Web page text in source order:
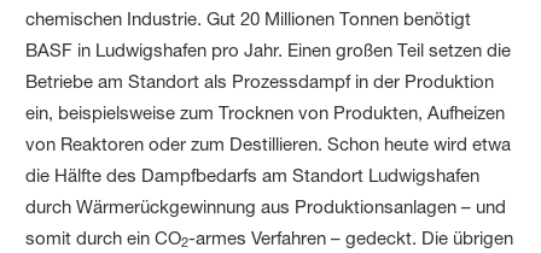
chemischen Industrie. Gut 20 Millionen Tonnen benötigt
BASF in Ludwigshafen pro Jahr. Einen großen Teil setzen die
Betriebe am Standort als Prozessdampf in der Produktion
ein, beispielsweise zum Trocknen von Produkten, Aufheizen
von Reaktoren oder zum Destillieren. Schon heute wird etwa
die Hälfte des Dampfbedarfs am Standort Ludwigshafen
durch Wärmerückgewinnung aus Produktionsanlagen – und
somit durch ein CO2-armes Verfahren – gedeckt. Die übrigen